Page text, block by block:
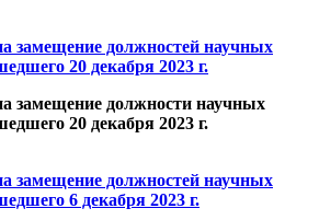
замещение должностей научных
20 декабря 2023 г.
замещение должности научных
20 декабря 2023 г.
замещение должностей научных
6 декабря 2023 г.